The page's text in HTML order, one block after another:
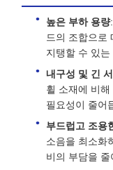
높은 부하 용량
드의 조합으로
지탱할 수 있는
내구성 및 긴
휠 소재에 비
필요성이 줄어
부드럽고 조용
소음을 최소화
비의 부담을 줄